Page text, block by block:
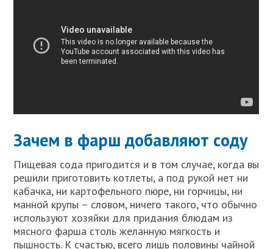
Зачем в фарш добавляют соду
Пищевая сода пригодится и в том случае, когда вы
решили приготовить котлеты, а под рукой нет ни
кабачка, ни картофельного пюре, ни горчицы, ни
манной крупы – словом, ничего такого, что обычно
используют хозяйки для придания блюдам из
мясного фарша столь желанную мягкость и
пышность. К счастью, всего лишь половины чайной